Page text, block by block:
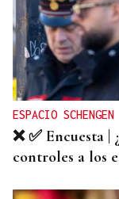
RESOLUCIÓN DEL
El Concello de
adjudicación
ESPACIO SCHENGEN
❌ ✅ Encuesta
controles a los